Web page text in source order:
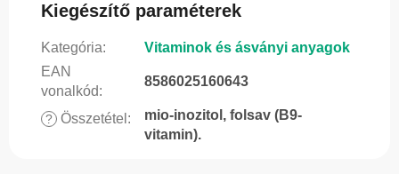
Kiegészítő paraméterek
Kategória:
Vitaminok és ásványi anyagok
EAN
vonalkód:
8586025160643
? Összetétel :
mio-inozitol, folsav (B9-
vitamin).